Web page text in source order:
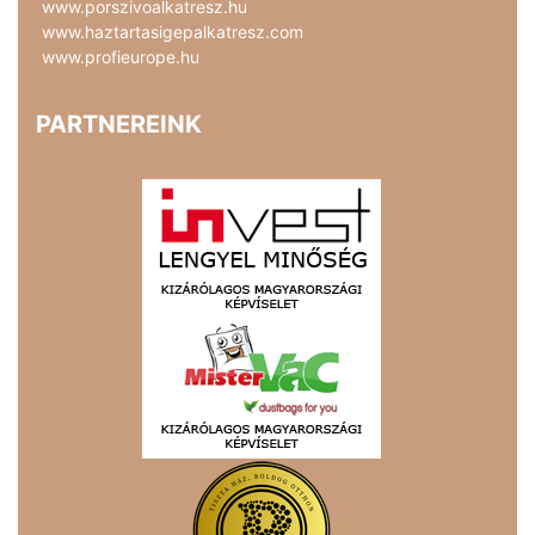
www.porszivoalkatresz.hu
www.haztartasigepalkatresz.com
www.profieurope.hu
PARTNEREINK